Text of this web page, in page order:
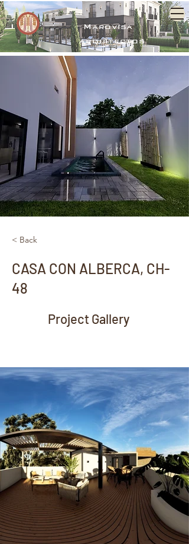
Marovisa
arquitectos
< Back
CASA CON ALBERCA, CH-
48
Project Gallery